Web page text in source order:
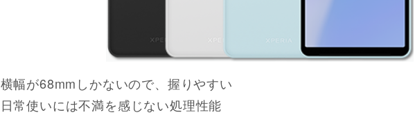
横幅が68mmしかないので、握りやすい
日常使いには不満を感じない処理性能